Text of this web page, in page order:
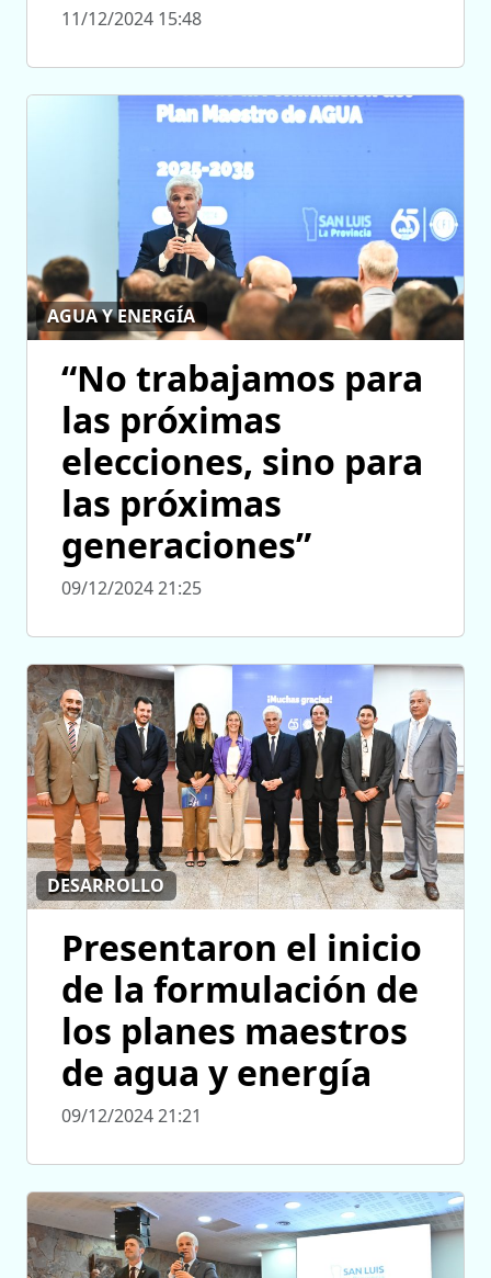
11/12/2024 15:48
AGUA Y ENERGÍA
“No trabajamos para
las próximas
elecciones, sino para
las próximas
generaciones”
09/12/2024 21:25
DESARROLLO
Presentaron el inicio
de la formulación de
los planes maestros
de agua y energía
09/12/2024 21:21